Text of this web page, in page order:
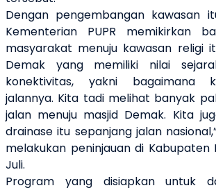
Dengan pengembangan kawasan
Kementerian PUPR memikirkan
masyarakat menuju kawasan religi
Demak yang memiliki nilai
konektivitas, yakni bagaimana
jalannya. Kita tadi melihat banyak
jalan menuju masjid Demak. Kita
drainase itu sepanjang jalan
melakukan peninjauan di Kabupaten
Juli.
Program yang disiapkan untuk